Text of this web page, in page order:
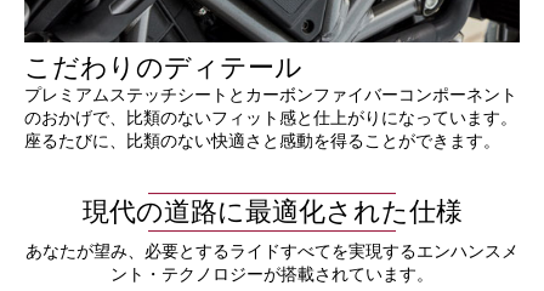
こだわりのディテール
プレミアムステッチシートとカーボンファイバーコンポーネント
のおかげで、比類のないフィット感と仕上がりになっています。
座るたびに、比類のない快適さと感動を得ることができます。
現代の道路に最適化された仕様
あなたが望み、必要とするライドすべてを実現するエンハンスメ
ント・テクノロジーが搭載されています。